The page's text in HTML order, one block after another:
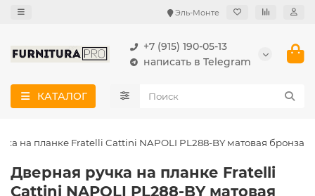
Эль-Монте
+7 (915) 190-05-13
написать в Telegram
КАТАЛОГ
на планке Fratelli Cattini NAPOLI PL288-BY матовая бронза
Дверная ручка на планке Fratelli
Cattini NAPOLI PL288-BY матовая